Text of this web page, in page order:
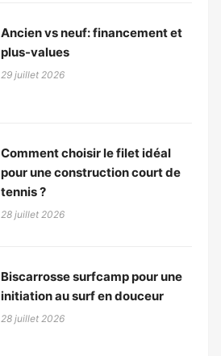
Ancien vs neuf: financement et
plus-values
29 juillet 2026
Comment choisir le filet idéal
pour une construction court de
tennis ?
28 juillet 2026
Biscarrosse surfcamp pour une
initiation au surf en douceur
28 juillet 2026